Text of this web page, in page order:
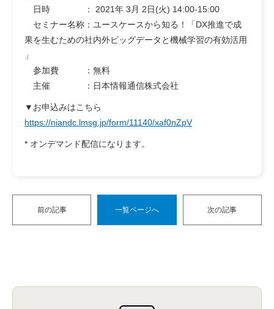
日時 ： 2021年 3月 2日(火) 14:00-15:00
セミナー名称：ユースケースから知る！「DX推進で成
果を生むための社内外ビッグデータと機械学習の有効活用
」
参加費 ：無料
主催 ：日本情報通信株式会社
▼お申込みはこちら
https://niandc.lmsg.jp/form/11140/xaf0nZpV
* オンデマンド配信になります。
前の記事 一覧ページへ 次の記事